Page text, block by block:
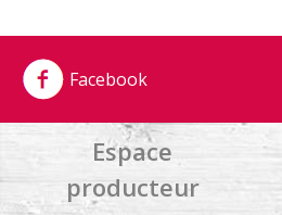
Facebook
Espace
producteur